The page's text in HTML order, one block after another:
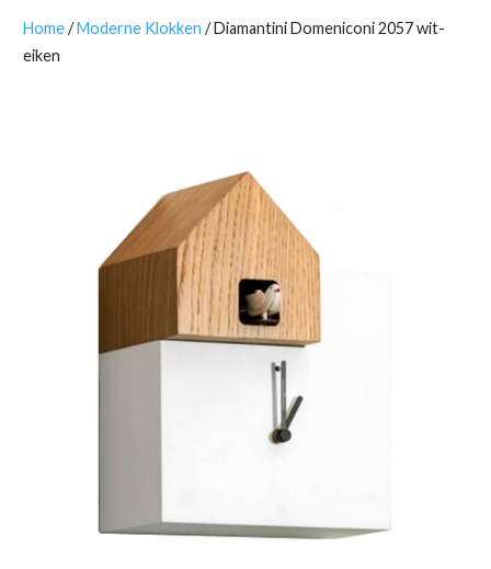
Home/Moderne Klokken / Diamantini Domeniconi 2057 wit-
eiken